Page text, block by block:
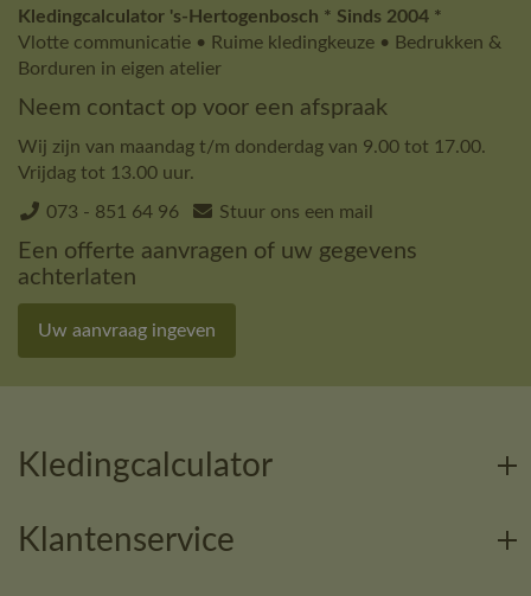
Kledingcalculator 's-Hertogenbosch * Sinds 2004 *
Vlotte communicatie • Ruime kledingkeuze • Bedrukken &
Borduren in eigen atelier
Neem contact op voor een afspraak
Wij zijn van maandag t/m donderdag van 9.00 tot 17.00.
Vrijdag tot 13.00 uur.
073 - 851 64 96 Stuur ons een mail
Een offerte aanvragen of uw gegevens
achterlaten
Uw aanvraag ingeven
Kledingcalculator
Klantenservice